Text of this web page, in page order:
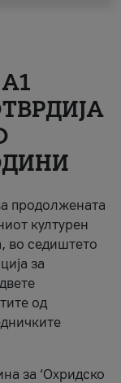
продолжената
културен
во седиштето
за
од
за ‘Охридско